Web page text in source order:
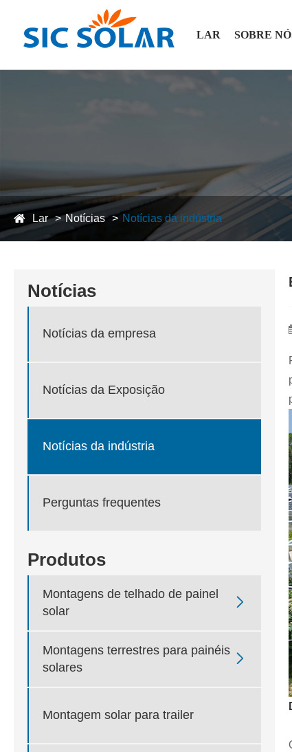
LAR SOBRE
Lar Notícias Notícias da indústria
Notícias
Notícias da empresa
Notícias da Exposição
Notícias da indústria
Perguntas frequentes
Produtos
Montagens de telhado de painel
solar

Montagens terrestres para painéis
solares

Montagem solar para trailer